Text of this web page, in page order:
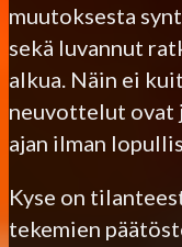
muutoksesta
sekä luvannut
alkua. Näin ei
neuvottelut ovat
ajan ilman
Kyse on
tekemien